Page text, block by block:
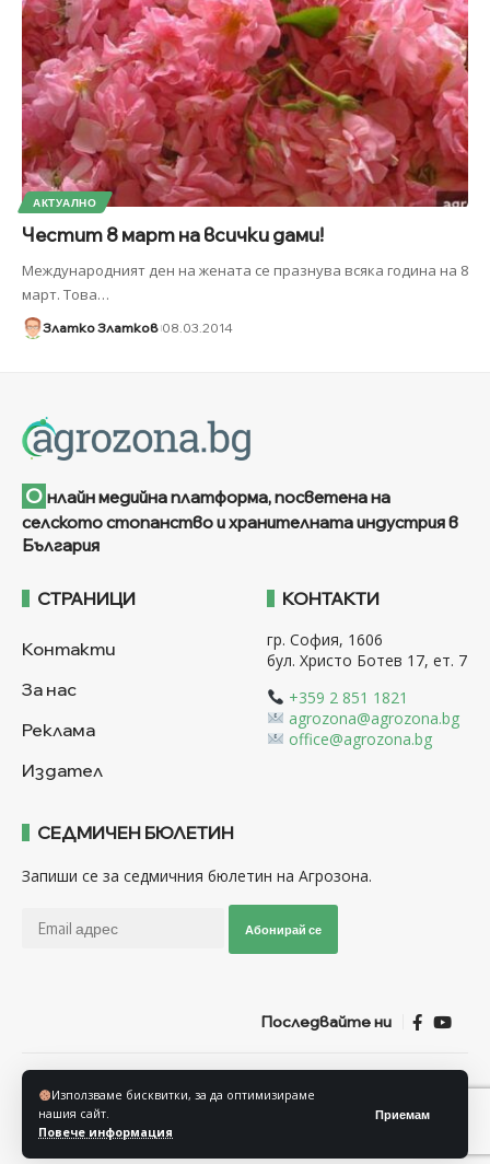
Използваме бисквитки, за да оптимизираме
нашия сайт.
Повече информация
Приемам
АКТУАЛНО
Честит 8 март на всички дами!
Международният ден на жената се празнува всяка година на 8
март. Това…
Златко Златков 08.03.2014
О нлайн медийна платформа, посветена на
селското стопанство и хранителната индустрия в
България
СТРАНИЦИ
Контакти
За нас
Реклама
Издател
КОНТАКТИ
гр. София, 1606
бул. Христо Ботев 17, ет. 7
+359 2 851 1821
agrozona@agrozona.bg
office@agrozona.bg
СЕДМИЧЕН БЮЛЕТИН
Запиши се за седмичния бюлетин на Агрозона.
Абонирай се
Последвайте ни
© Агрозона © 2011-2025 Всички права запазени
Политика за защита на личните данни